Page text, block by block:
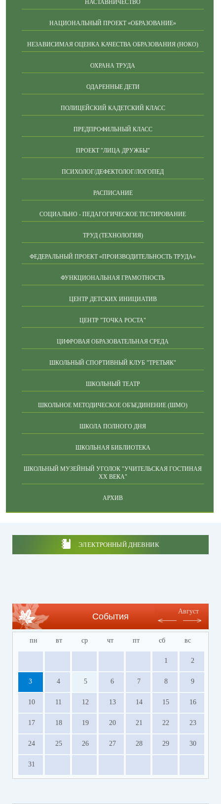
НАСТАВНИЧЕСТВО
НАЦИОНАЛЬНЫЙ ПРОЕКТ «ОБРАЗОВАНИЕ»
НЕЗАВИСИМАЯ ОЦЕНКА КАЧЕСТВА ОБРАЗОВАНИЯ (НОКО)
ОХРАНА ТРУДА
ОДАРЕННЫЕ ДЕТИ
ПОЛИЦЕЙСКИЙ КАДЕТСКИЙ КЛАСС
ПРЕДПРОФИЛЬНЫЙ КЛАСС
ПРОЕКТ "ЛИЦА ДРУЖБЫ"
ПСИХОЛОГ/ДЕФЕКТОЛОГ/ЛОГОПЕД
РАСПИСАНИЕ
СОЦИАЛЬНО - ПЕДАГОГИЧЕСКОЕ ТЕСТИРОВАНИЕ
ТРУД (ТЕХНОЛОГИЯ)
ФЕДЕРАЛЬНЫЙ ПРОЕКТ «ПРОИЗВОДИТЕЛЬНОСТЬ ТРУДА»
ФУНКЦИОНАЛЬНАЯ ГРАМОТНОСТЬ
ЦЕНТР ДЕТСКИХ ИНИЦИАТИВ
ЦЕНТР "ТОЧКА РОСТА"
ЦИФРОВАЯ ОБРАЗОВАТЕЛЬНАЯ СРЕДА
ШКОЛЬНЫЙ СПОРТИВНЫЙ КЛУБ "ТРЕТЬЯК"
ШКОЛЬНЫЙ ТЕАТР
ШКОЛЬНОЕ МЕТОДИЧЕСКОЕ ОБЪЕДИНЕНИЕ (ШМО)
ШКОЛА ПОЛНОГО ДНЯ
ШКОЛЬНАЯ БИБЛИОТЕКА
ШКОЛЬНЫЙ МУЗЕЙНЫЙ УГОЛОК "УЧИТЕЛЬСКАЯ ГОСТИНАЯ
ХХ ВЕКА"
АРХИВ
ЭЛЕКТРОННЫЙ ДНЕВНИК
События
Август
пн вт ср чт пт сб вс
1 2
3 4 5 6 7 8 9
10 11 12 13 14 15 16
17 18 19 20 21 22 23
24 25 26 27 28 29 30
31